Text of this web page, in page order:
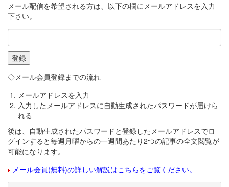
メール配信を希望される方は、以下の欄にメールアドレスを入力
下さい。
◇メール会員登録までの流れ
メールアドレスを入力
入力したメールアドレスに自動生成されたパスワードが届けら
れる
後は、自動生成されたパスワードと登録したメールアドレスでロ
グインすると毎週月曜からの一週間あたり2つの記事の全文閲覧が
可能になります。
メール会員(無料)の詳しい解説はこちらをご覧ください。